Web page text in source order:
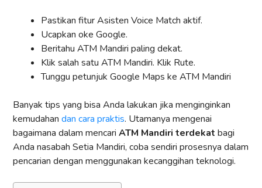
Pastikan fitur Asisten Voice Match aktif.
Ucapkan oke Google.
Beritahu ATM Mandiri paling dekat.
Klik salah satu ATM Mandiri. Klik Rute.
Tunggu petunjuk Google Maps ke ATM Mandiri
Banyak tips yang bisa Anda lakukan jika menginginkan
kemudahan dan cara praktis. Utamanya mengenai
bagaimana dalam mencari ATM Mandiri terdekat bagi
Anda nasabah Setia Mandiri, coba sendiri prosesnya dalam
pencarian dengan menggunakan kecanggihan teknologi.